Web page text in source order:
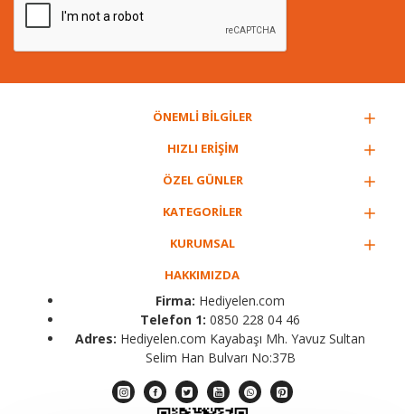
ÖNEMLİ BİLGİLER
HIZLI ERİŞİM
ÖZEL GÜNLER
KATEGORİLER
KURUMSAL
HAKKIMIZDA
Firma: Hediyelen.com
Telefon 1: 0850 228 04 46
Adres: Hediyelen.com Kayabaşı Mh. Yavuz Sultan
Selim Han Bulvarı No:37B